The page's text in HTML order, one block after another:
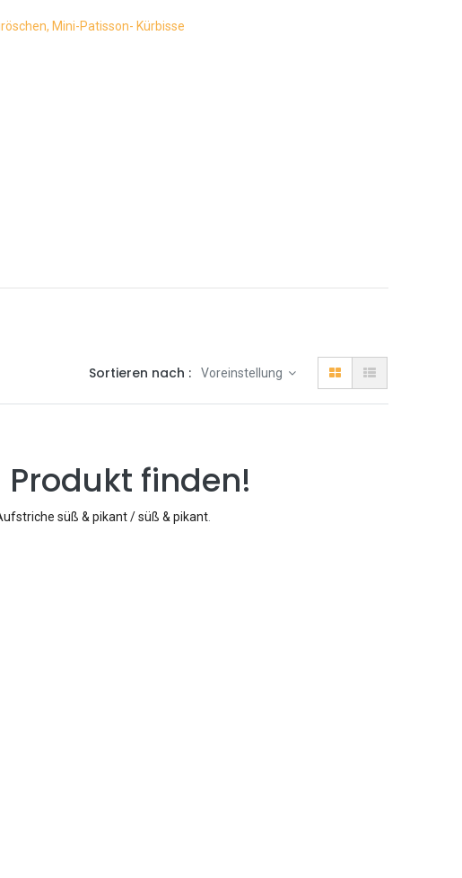
Mini-Patisson- Kürbisse
Sortieren nach : Voreinstellung
finden!
süß & pikant / süß & pikant